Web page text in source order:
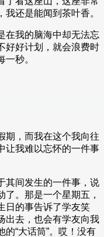
还是能闻到茶叶香。
我的脑海中却无法忘
好好计划，就会浪费时
秒。
，而我在这个我向往
让我难以忘怀的一件事
间发生的一件事，说
。那是一个星期五，
日的事告诉了学友笑
出去，也会有学友向我
“大话筒”。哎！没有